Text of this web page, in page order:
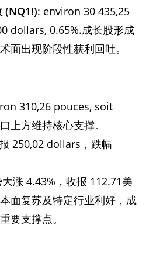
(NQ1!): environ 30 435,25
dollars, 0.65%.成长股形成
面出现阶段性获利回吐。
310,26 pouces, soit
上方维持核心支撑。
报 250,02 dollars，跌幅
大涨 4.43%，收报 112.71美
面复苏及特定行业利好，成
要支撑点。